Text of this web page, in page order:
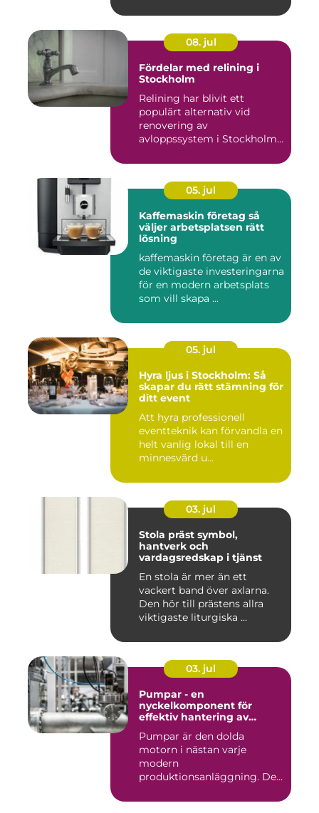
08. jul
Fördelar med relining i
Stockholm
Relining har blivit ett
populärt alternativ vid
renovering av
avloppssystem i Stockholm.
05. jul
Kaffemaskin företag så
väljer arbetsplatsen rätt
lösning
kaffemaskin företag är en av
de viktigaste investeringarna
för en modern arbetsplats
som vill skapa ...
05. jul
Hyra ljus i Stockholm: Så
skapar du rätt stämning för
ditt event
Att hyra professionell
eventteknik kan förvandla en
helt vanlig lokal till en
minnesvärd u...
03. jul
Stola präst symbol,
hantverk och
vardagsredskap i tjänst
En stola är mer än ett
vackert band över axlarna.
Den hör till prästens allra
viktigaste liturgiska ...
03. jul
Pumpar - en
nyckelkomponent för
effektiv hantering av
Pumpar är den dolda
motorn i nästan varje
modern
produktionsanläggning. De